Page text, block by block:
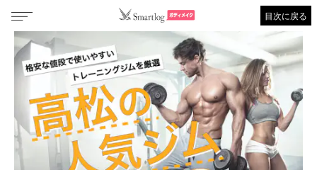
目次に戻る